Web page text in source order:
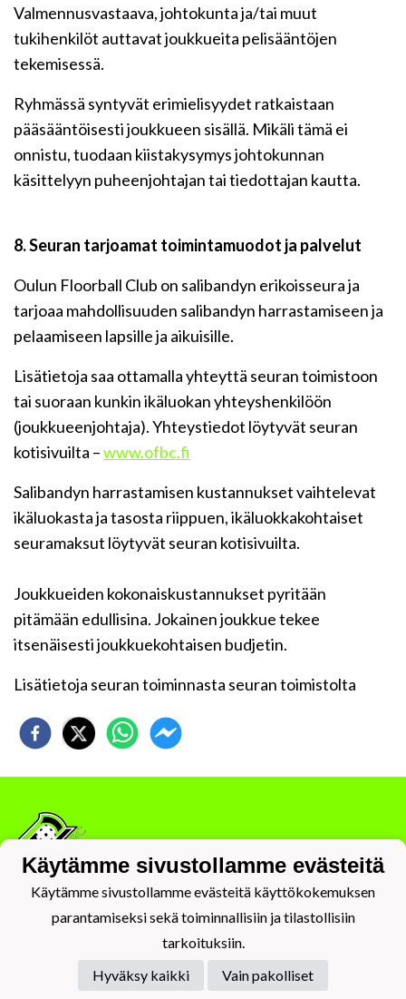
Valmennusvastaava, johtokunta ja/tai muut
tukihenkilöt auttavat joukkueita pelisääntöjen
tekemisessä.
Ryhmässä syntyvät erimielisyydet ratkaistaan
pääsääntöisesti joukkueen sisällä. Mikäli tämä ei
onnistu, tuodaan kiistakysymys johtokunnan
käsittelyyn puheenjohtajan tai tiedottajan kautta.
8. Seuran tarjoamat toimintamuodot ja palvelut
Oulun Floorball Club on salibandyn erikoisseura ja
tarjoaa mahdollisuuden salibandyn harrastamiseen ja
pelaamiseen lapsille ja aikuisille.
Lisätietoja saa ottamalla yhteyttä seuran toimistoon
tai suoraan kunkin ikäluokan yhteyshenkilöön
(joukkueenjohtaja). Yhteystiedot löytyvät seuran
kotisivuilta –www.ofbc.fi
Salibandyn harrastamisen kustannukset vaihtelevat
ikäluokasta ja tasosta riippuen, ikäluokkakohtaiset
seuramaksut löytyvät seuran kotisivuilta.
Joukkueiden kokonaiskustannukset pyritään
pitämään edullisina. Jokainen joukkue tekee
itsenäisesti joukkuekohtaisen budjetin.
Lisätietoja seuran toiminnasta seuran toimistolta
Tietosuojaseloste
Käytämme sivustollamme evästeitä
Käytämme sivustollamme evästeitä käyttökokemuksen
parantamiseksi sekä toiminnallisiin ja tilastollisiin
tarkoituksiin.
Hyväksy kaikki
Vain pakolliset